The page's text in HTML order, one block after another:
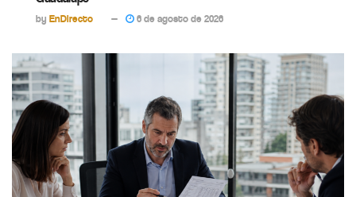
by EnDirecto 6 de agosto de 2026